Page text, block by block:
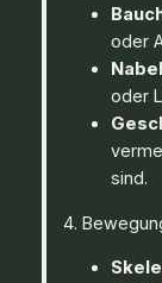
oder
oder
sind.
4.